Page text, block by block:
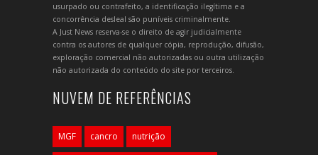
usurpado ou contrafeito, a identificação ilegítima e a
concorrência desleal são puníveis criminalmente.
A Just News reserva-se o direito de agir judicialmente
contra os autores de qualquer cópia, reprodução, difusão,
exploração comercial não autorizadas ou outra utilização
não autorizada do conteúdo do site por terceiros.
NUVEM DE REFERÊNCIAS
MGF cancro nutrição